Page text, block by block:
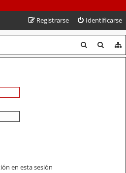
Identificarse
Registrarse
u
u
en esta sesión